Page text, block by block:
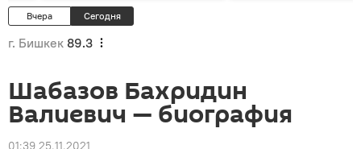
Вчера Сегодня
г. Бишкек 89.3
Шабазов Бахридин
Валиевич — биография
01:39 25.11.2021